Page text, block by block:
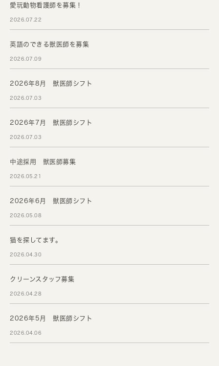
愛玩動物看護師を募集！
2026.07.22
英語のできる獣医師を募集
2026.07.09
2026年8月 獣医師シフト
2026.07.03
2026年7月 獣医師シフト
2026.07.03
中途採用 獣医師募集
2026.05.21
2026年6月 獣医師シフト
2026.05.08
猫を探してます。
2026.04.30
クリーンスタッフ募集
2026.04.28
2026年5月 獣医師シフト
2026.04.06